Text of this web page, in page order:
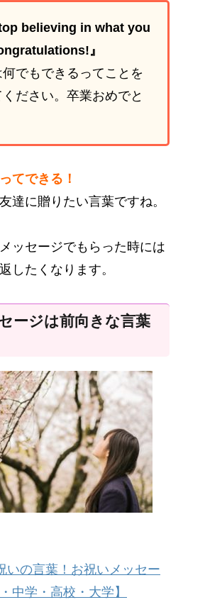
believing in what you
』
何でもできるってことを
ださい。卒業おめでと
てできる！
達に贈りたい言葉ですね。
ッセージでもらった時には
したくなります。
ージは前向きな言葉
いの言葉！お祝いメッセー
中学・高校・大学】